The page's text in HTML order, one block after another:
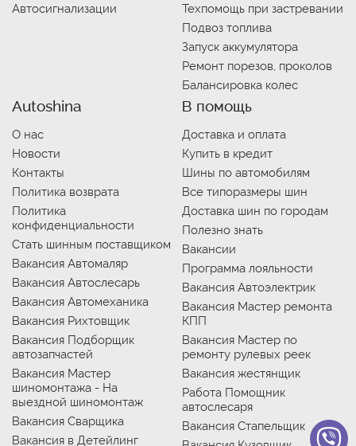
Автосигнализации
Техпомощь при застревании
Подвоз топлива
Запуск аккумулятора
Ремонт порезов, проколов
Балансировка колес
Autoshina
О нас
Новости
Контакты
Политика возврата
Политика
конфиденциальности
Стать шинным поставщиком
Вакансия Автомаляр
Вакансия Автослесарь
Вакансия Автомеханика
Вакансия Рихтовщик
Вакансия Подборщик
автозапчастей
Вакансия Мастер
шиномонтажа - На
выездной шиномонтаж
Вакансия Сварщика
Вакансия в Детейлинг
В помощь
Доставка и оплата
Купить в кредит
Шины по автомобилям
Все типоразмеры шин
Доставка шин по городам
Полезно знать
Вакансии
Программа лояльности
Вакансия Автоэлектрик
Вакансия Мастер ремонта
КПП
Вакансия Мастер по
ремонту рулевых реек
Вакансия жестянщик
Работа Помощник
автослесаря
Вакансия Стапельщик